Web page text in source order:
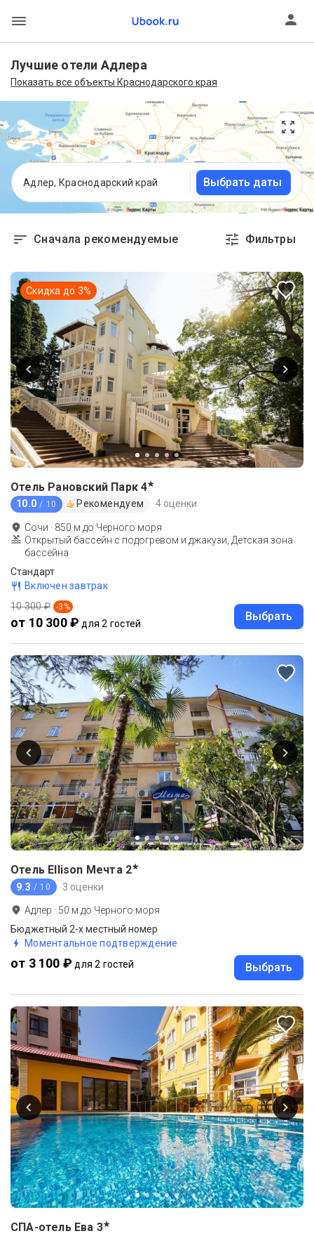
Лучшие отели Адлера
Показать все объекты Краснодарского края
Адлер, Краснодарский край Выбрать даты
Сначала рекомендуемые Фильтры
Скидка до 3%
Отель Рановский Парк 4★
10.0 / 10 Рекомендуем 4 оценки
Сочи · 850 м до Черного моря
Открытый бассейн с подогревом и джакузи, Детская зона
бассейна
Стандарт
Включен завтрак
10 300 ₽ -3 %
от 10 300 ₽ для 2 гостей
Выбрать
Отель Ellison Мечта 2★
9.3 / 10 3 оценки
Адлер · 50 м до Черного моря
Бюджетный 2-х местный номер
Моментальное подтверждение
от 3 100 ₽ для 2 гостей Выбрать
СПА-отель Ева 3★